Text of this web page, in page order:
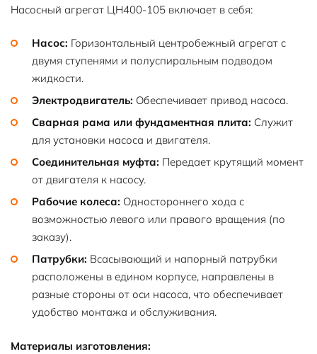
Насосный агрегат ЦН400-105 включает в себя:
Насос: Горизонтальный центробежный агрегат с
двумя ступенями и полуспиральным подводом
жидкости.
Электродвигатель: Обеспечивает привод насоса.
Сварная рама или фундаментная плита: Служит
для установки насоса и двигателя.
Соединительная муфта: Передает крутящий момент
от двигателя к насосу.
Рабочие колеса: Одностороннего хода с
возможностью левого или правого вращения (по
заказу).
Патрубки: Всасывающий и напорный патрубки
расположены в едином корпусе, направлены в
разные стороны от оси насоса, что обеспечивает
удобство монтажа и обслуживания.
Материалы изготовления: